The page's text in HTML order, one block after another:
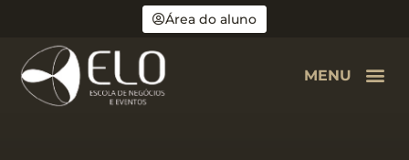
Área do aluno
MENU